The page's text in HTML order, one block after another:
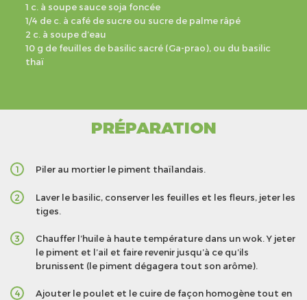
1 c. à soupe sauce soja foncée
1/4 de c. à café de sucre ou sucre de palme râpé
2 c. à soupe d’eau
10 g de feuilles de basilic sacré (Ga-prao), ou du basilic
thaï
PRÉPARATION
1 Piler au mortier le piment thaïlandais.
2
Laver le basilic, conserver les feuilles et les fleurs, jeter les
tiges.
3
Chauffer l’huile à haute température dans un wok. Y jeter
le piment et l’ail et faire revenir jusqu’à ce qu’ils
brunissent (le piment dégagera tout son arôme).
4
Ajouter le poulet et le cuire de façon homogène tout en